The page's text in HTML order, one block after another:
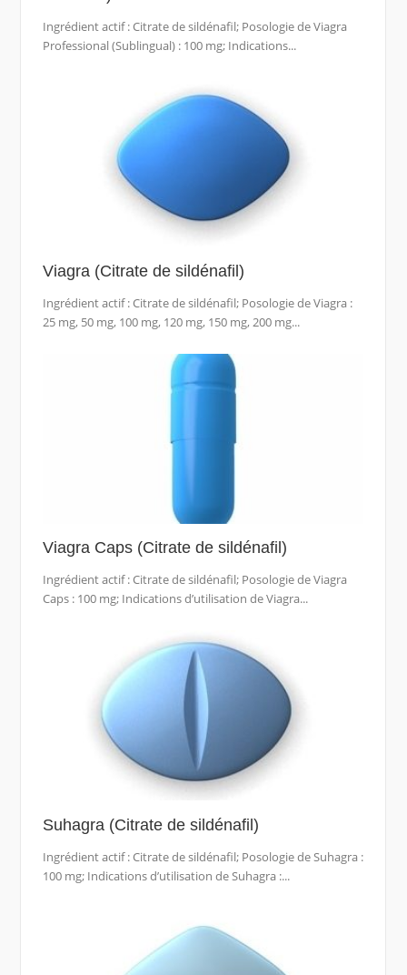
Ingrédient actif : Citrate de sildénafil; Posologie de Viagra
Professional (Sublingual) : 100 mg; Indications...
Viagra (Citrate de sildénafil)
Ingrédient actif : Citrate de sildénafil; Posologie de Viagra :
25 mg, 50 mg, 100 mg, 120 mg, 150 mg, 200 mg...
Viagra Caps (Citrate de sildénafil)
Ingrédient actif : Citrate de sildénafil; Posologie de Viagra
Caps : 100 mg; Indications d’utilisation de Viagra...
Suhagra (Citrate de sildénafil)
Ingrédient actif : Citrate de sildénafil; Posologie de Suhagra :
100 mg; Indications d’utilisation de Suhagra :...